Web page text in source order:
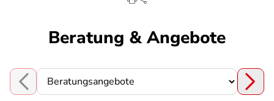
Beratung & Angebote
Choose a section